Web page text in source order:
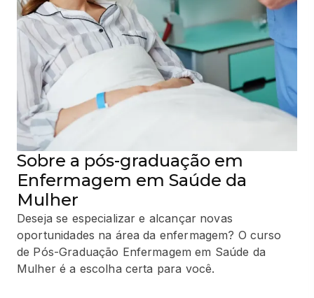
Sobre a pós-graduação em
Enfermagem em Saúde da
Mulher
Deseja se especializar e alcançar novas
oportunidades na área da enfermagem? O curso
de Pós-Graduação Enfermagem em Saúde da
Mulher é a escolha certa para você.